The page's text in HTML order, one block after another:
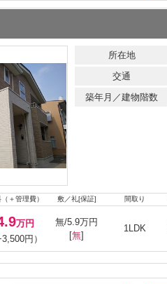
所在地
交通
築年月／建物階数
＋管理費） 敷／礼[保証] 間取り
万円
円）
無/5.9万円
[無]
1LDK